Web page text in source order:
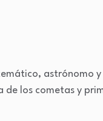
astrónomo y
de los cometas y